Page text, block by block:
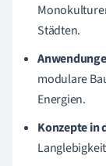
Städten.
modulare
Energien.
Konzepte in